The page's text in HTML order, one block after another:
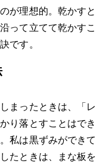
が理想的。 乾かすと
って立てて乾かすこ
です。
まったときは、「レ
り落とすことはでき
私は黒ずみができて
たときは、まな板を